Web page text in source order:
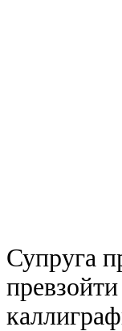
Супруга